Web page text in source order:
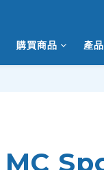
購買商品 產
MC